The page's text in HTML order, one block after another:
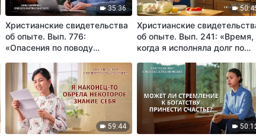
35:36
Христианские свидетельства
об опыте. Вып. 776:
«Опасения по поводу
Христианские
об опыте. Вып. 241: «Время,
когда я исполняла долг по
59:44